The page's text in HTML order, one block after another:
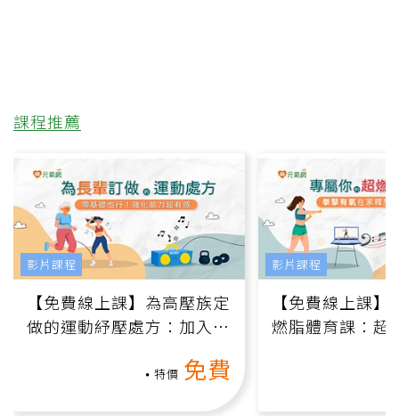
課程推薦
【免費線上課】為高壓族定
做的運動紓壓處方：加入行
特價 免費
影片課程
【免費線上課
燃脂體育課：超
影片課程